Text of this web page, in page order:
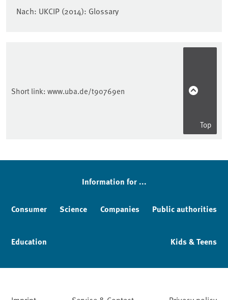
Nach: UKCIP (2014): Glossary
Short link: www.uba.de/t90769en
Top
Sidebar
Information for ...
Consumer Science Companies Public authorities
Education Kids & Teens